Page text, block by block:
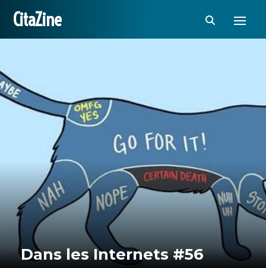
CitaZine
Dans les Internets #56